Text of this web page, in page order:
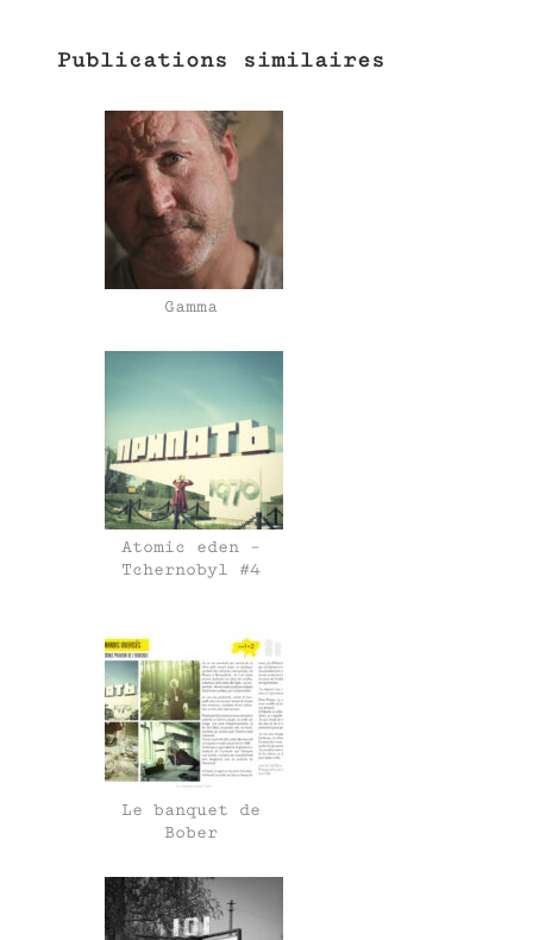
Publications similaires
Gamma
Atomic eden –
Tchernobyl #4
Le banquet de
Bober